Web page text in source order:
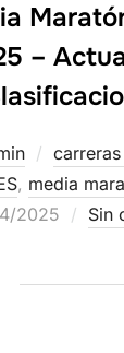
–
, media
2025
Sin